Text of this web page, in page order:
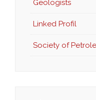
Geologists
Linked Profil
Society of